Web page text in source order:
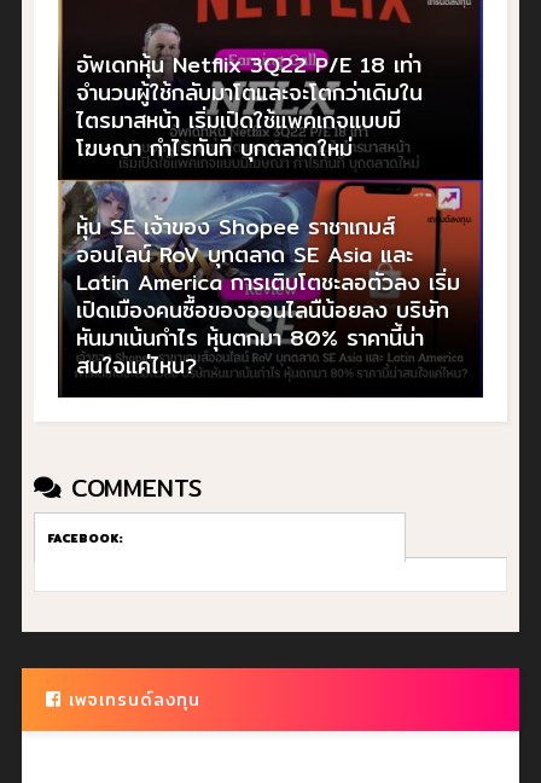
อัพเดทหุ้น Netflix 3Q22 P/E 18 เท่า
จำนวนผู้ใช้กลับมาโตและจะโตกว่าเดิมใน
ไตรมาสหน้า เริ่มเปิดใช้แพคเกจแบบมี
โฆษณา กำไรทันที บุกตลาดใหม่
หุ้น SE เจ้าของ Shopee ราชาเกมส์
ออนไลน์ RoV บุกตลาด SE Asia และ
Latin America การเติบโตชะลอตัวลง เริ่ม
เปิดเมืองคนซื้อของออนไลนืน้อยลง บริษัท
หันมาเน้นกำไร หุ้นตกมา 80% ราคานี้น่า
สนใจแค่ไหน?
COMMENTS
FACEBOOK:
เพจเทรนด์ลงทุน